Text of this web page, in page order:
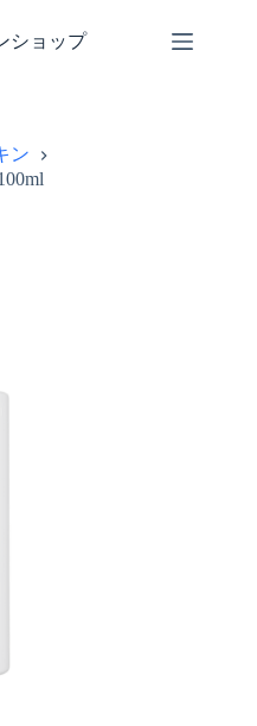
ショップ
ン